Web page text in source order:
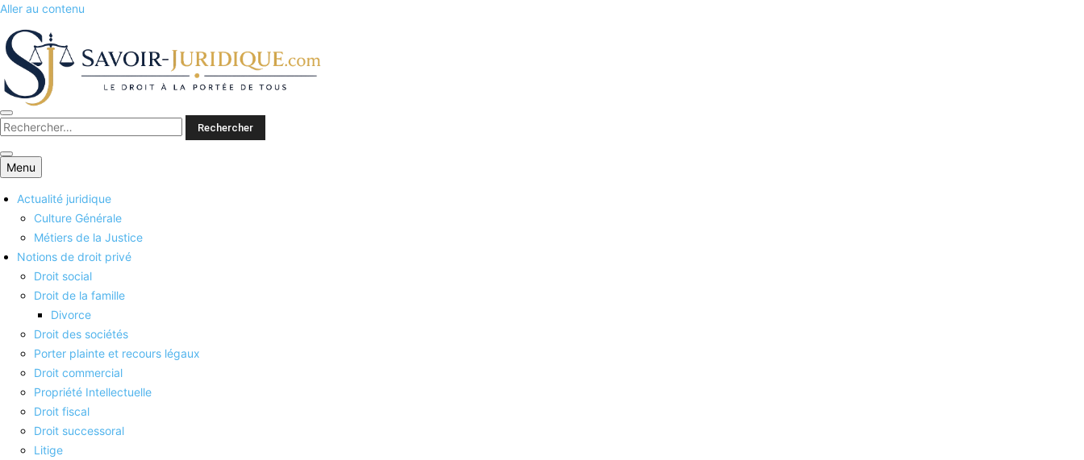
Aller au contenu
Savoirs juridiques
Menu
Actualité juridique
Culture Générale
Métiers de la Justice
Notions de droit privé
Droit social
Droit de la famille
Divorce
Droit des sociétés
Porter plainte et recours légaux
Droit commercial
Propriété Intellectuelle
Droit fiscal
Droit successoral
Litige